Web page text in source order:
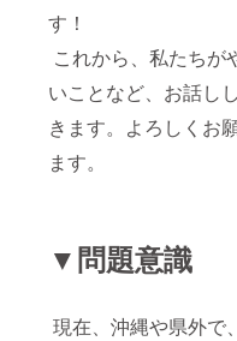
す！
これから、私たちが
いことなど、お話し
きます。よろしくお
ます。
▼問題意識
現在、沖縄や県外で